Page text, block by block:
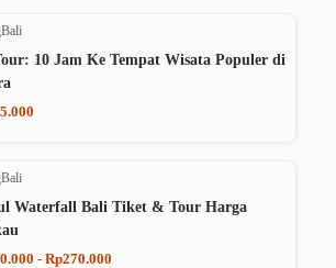
Bali
10 Jam Ke Tempat Wisata Populer di
Bali
Waterfall Bali Tiket & Tour Harga
- Rp270.000